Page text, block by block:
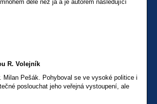
déle než já a je autorem následující
R. Volejník
Milan Pešák. Pohyboval se ve vysoké politice i
poslouchat jeho veřejná vystoupení, ale